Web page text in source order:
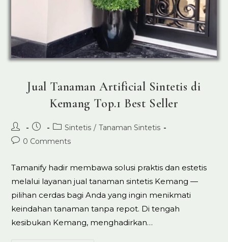
Jual Tanaman Artificial Sintetis di
Kemang Top.1 Best Seller
Post
author:
Post
published:
Post
category:
Sintetis / Tanaman Sintetis
Post0 Comments
Tamanify hadir membawa solusi praktis dan estetis
melalui layanan jual tanaman sintetis Kemang —
pilihan cerdas bagi Anda yang ingin menikmati
keindahan tanaman tanpa repot. Di tengah
kesibukan Kemang, menghadirkan…